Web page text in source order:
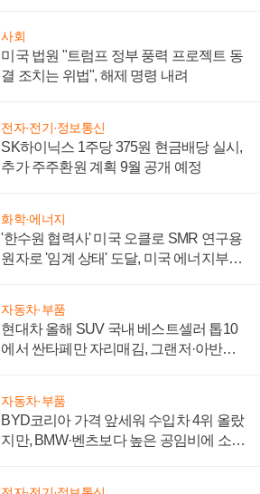
사회
미국 법원 "트럼프 정부 풍력 프로젝트 동
결 조치는 위법", 해제 명령 내려
전자·전기·정보통신
SK하이닉스 1주당 375원 현금배당 실시,
추가 주주환원 계획 9월 공개 예정
화학·에너지
'한수원 협력사' 미국 오클로 SMR 연구용
원자로 '임계 상태' 도달, 미국 에너지부
자동차·부품
현대차 올해 SUV 국내 베스트셀러 톱10
에서 싼타페만 자리매김, 그랜저·아반떼
자동차·부품
BYD코리아 가격 앞세워 수입차 4위 올랐
지만, BMW·벤츠보다 높은 공임비에 소비